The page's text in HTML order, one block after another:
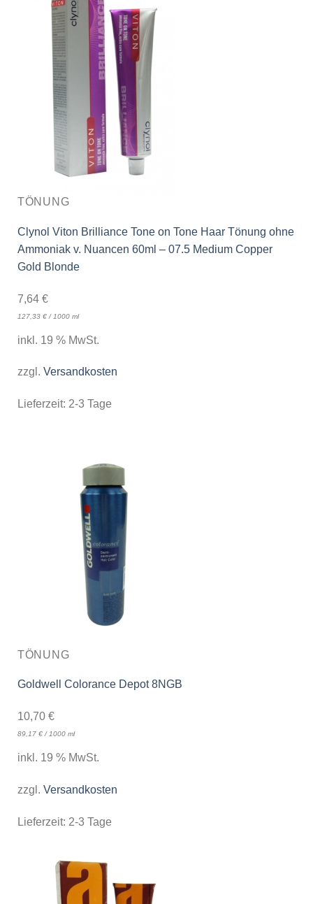
TÖNUNG
Clynol Viton Brilliance Tone on Tone Haar Tönung ohne
Ammoniak v. Nuancen 60ml – 07.5 Medium Copper
Gold Blonde
7,64 €
127,33 €/ 1000 ml
inkl. 19 % MwSt.
zzgl. Versandkosten
Lieferzeit: 2-3 Tage
TÖNUNG
Goldwell Colorance Depot 8NGB
10,70 €
89,17 €/ 1000 ml
inkl. 19 % MwSt.
zzgl. Versandkosten
Lieferzeit: 2-3 Tage